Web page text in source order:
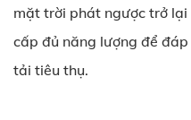
mặt trời phát ngược trở lại
cấp đủ năng lượng để
tải tiêu thụ.